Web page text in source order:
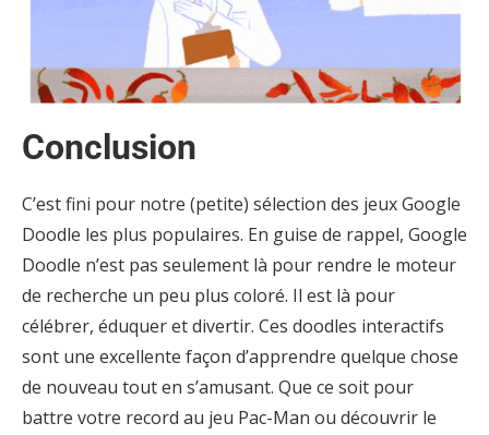
Conclusion
C’est fini pour notre (petite) sélection des jeux Google
Doodle les plus populaires. En guise de rappel, Google
Doodle n’est pas seulement là pour rendre le moteur
de recherche un peu plus coloré. Il est là pour
célébrer, éduquer et divertir. Ces doodles interactifs
sont une excellente façon d’apprendre quelque chose
de nouveau tout en s’amusant. Que ce soit pour
battre votre record au jeu Pac-Man ou découvrir le